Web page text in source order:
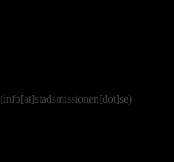
(info[at]stadsmissionen[dot]se)